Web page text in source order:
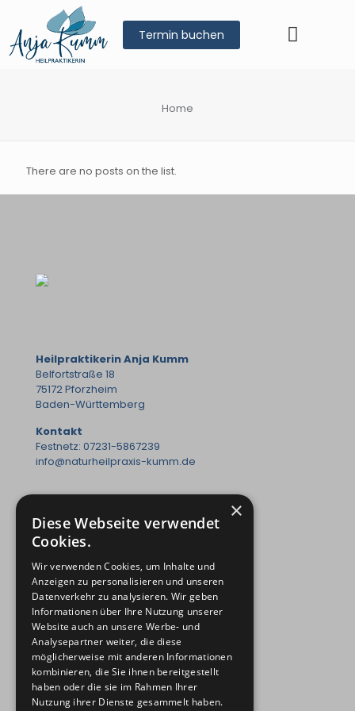
Termin buchen
Home
There are no posts on the list.
Heilpraktikerin Anja Kumm
Belfortstraße 18
75172 Pforzheim
Baden-Württemberg
Kontakt
Festnetz: 07231-5867239
info@naturheilpraxis-kumm.de
Behandlungsschwerpunkte
Behandlungen Kinder
Behandlungen Erwachsene
Wichtige Links
Praxisgemeinschaft
Symptom-Navigator
Supervision für HP Kollegen
Rechtliche Informationen
×
Diese Webseite verwendet
Cookies.
Wir verwenden Cookies, um Inhalte und
Anzeigen zu personalisieren und unseren
Datenverkehr zu analysieren. Wir geben
Informationen über Ihre Nutzung unserer
Website auch an unsere Werbe- und
Analysepartner weiter, die diese
möglicherweise mit anderen Informationen
kombinieren, die Sie ihnen bereitgestellt
haben oder die sie im Rahmen Ihrer
Nutzung ihrer Dienste gesammelt haben.